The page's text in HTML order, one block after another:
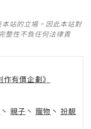
站的立場。因此本站對
整性不負任何法律責
有價企劃》
丶 親子 丶 寵物 丶 扮靚